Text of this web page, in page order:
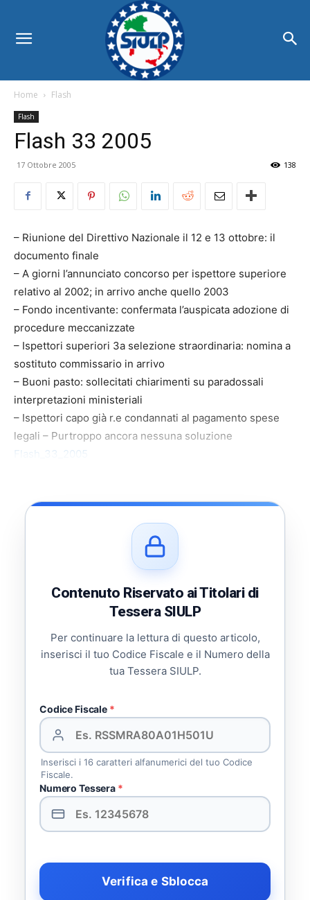
Home Flash
Flash
Flash 33 2005
17 Ottobre 2005 138
– Riunione del Direttivo Nazionale il 12 e 13 ottobre: il
documento finale
– A giorni l’annunciato concorso per ispettore superiore
relativo al 2002; in arrivo anche quello 2003
– Fondo incentivante: confermata l’auspicata adozione di
procedure meccanizzate
– Ispettori superiori 3a selezione straordinaria: nomina a
sostituto commissario in arrivo
– Buoni pasto: sollecitati chiarimenti su paradossali
interpretazioni ministeriali
– Ispettori capo già r.e condannati al pagamento spese
legali – Purtroppo ancora nessuna soluzione
Flash_33_2005
Contenuto Riservato ai Titolari di
Tessera SIULP
Per continuare la lettura di questo articolo,
inserisci il tuo Codice Fiscale e il Numero della
tua Tessera SIULP.
Codice Fiscale *
Inserisci i 16 caratteri alfanumerici del tuo Codice
Fiscale.
Numero Tessera *
Verifica e Sblocca